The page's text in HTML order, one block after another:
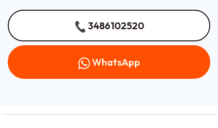
3486102520
WhatsApp